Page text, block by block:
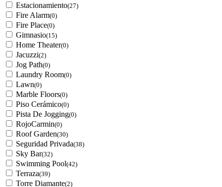
Estacionamiento(27)
Fire Alarm(0)
Fire Place(0)
Gimnasio(15)
Home Theater(0)
Jacuzzi(2)
Jog Path(0)
Laundry Room(0)
Lawn(0)
Marble Floors(0)
Piso Cerámico(0)
Pista De Jogging(0)
RojoCarmin(0)
Roof Garden(30)
Seguridad Privada(38)
Sky Bar(32)
Swimming Pool(42)
Terraza(39)
Torre Diamante(2)